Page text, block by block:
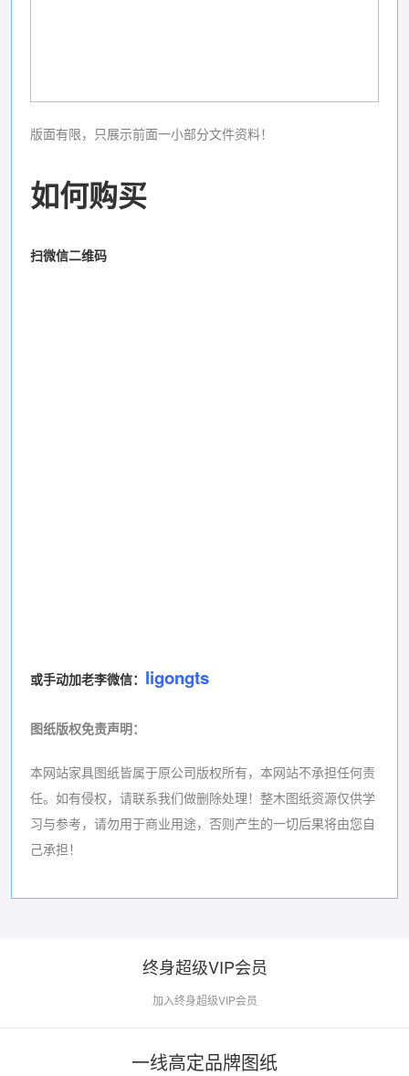
版面有限，只展示前面一小部分文件资料！
如何购买
扫微信二维码
或手动加老李微信： ligongts
图纸版权免责声明：
本网站家具图纸皆属于原公司版权所有，本网站不承担任何责
任。如有侵权，请联系我们做删除处理！ 整木图纸资源仅供学
习与参考，请勿用于商业用途，否则产生的一切后果将由您自
己承担！
终身超级VIP会员
加入终身超级VIP会员
一线高定品牌图纸